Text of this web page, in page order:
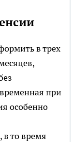
в трех
при
особенно
в то время